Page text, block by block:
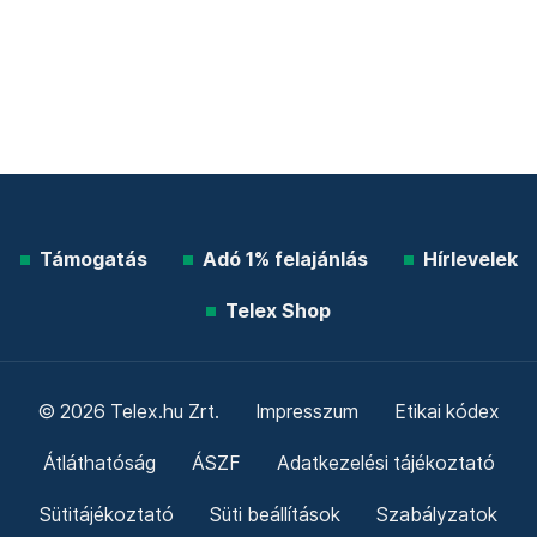
Támogatás Adó 1% felajánlás Hírlevelek
Telex Shop
© 2026 Telex.hu Zrt. Impresszum Etikai kódex
Átláthatóság ÁSZF Adatkezelési tájékoztató
Sütitájékoztató Süti beállítások Szabályzatok